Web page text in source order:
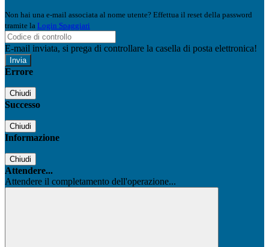
Non hai una e-mail associata al nome utente? Effettua il reset della password
tramite la Login Spaggiari
E-mail inviata, si prega di controllare la casella di posta elettronica!
Errore
Chiudi
Successo
Chiudi
Informazione
Chiudi
Attendere...
Attendere il completamento dell'operazione...